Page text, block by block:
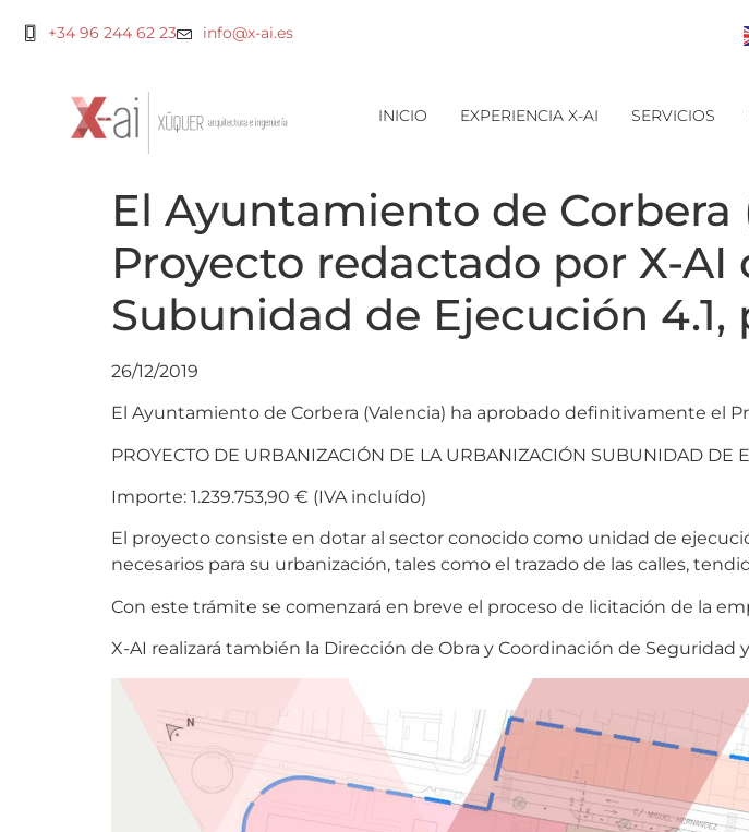
+34 96 244 62 23 info@x-ai.es
INICIO EXPERIENCIA X-AI SERVICIOS
El Ayuntamiento de Corbera
Proyecto redactado por X-
Subunidad de Ejecución 4.1,
26/12/2019
El Ayuntamiento de Corbera (Valencia) ha aprobado definitivamente el
PROYECTO DE URBANIZACIÓN DE LA URBANIZACIÓN SUBUNIDAD DE
Importe: 1.239.753,90 € (IVA incluído)
El proyecto consiste en dotar al sector conocido como unidad de
necesarios para su urbanización, tales como el trazado de las calles,
Con este trámite se comenzará en breve el proceso de licitación de la
X-AI realizará también la Dirección de Obra y Coordinación de Seguridad